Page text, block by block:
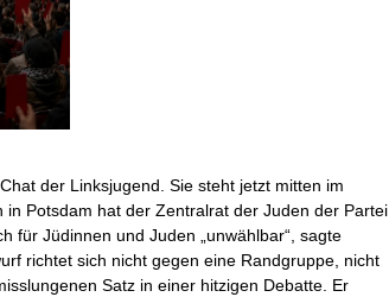
der Linksjugend. Sie steht jetzt mitten im
Potsdam hat der Zentralrat der Juden der Partei
für Jüdinnen und Juden „unwählbar“, sagte
richtet sich nicht gegen eine Randgruppe, nicht
Satz in einer hitzigen Debatte. Er